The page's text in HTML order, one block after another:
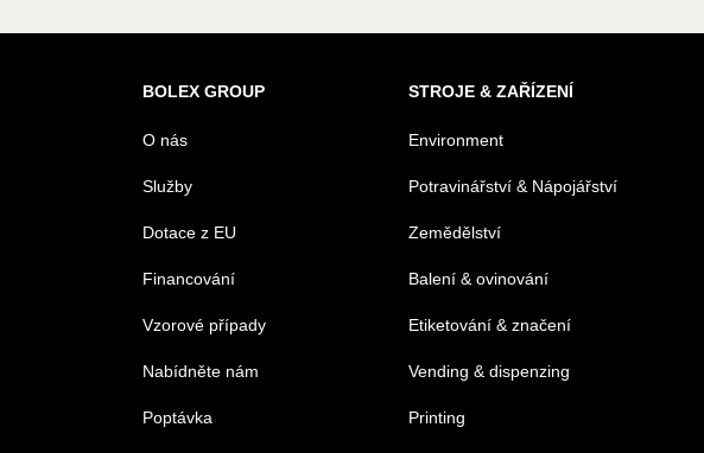
BOLEX GROUP
O nás
Služby
Dotace z EU
Financování
Vzorové případy
Nabídněte nám
Poptávka
STROJE & ZAŘÍZENÍ
Environment
Potravinářství & Nápojářství
Zemědělství
Balení & ovinování
Etiketování & značení
Vending & dispenzing
Printing